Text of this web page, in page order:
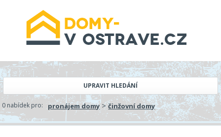
UPRAVIT HLEDÁNÍ
0 nabídek pro: pronájem domy>činžovní domy